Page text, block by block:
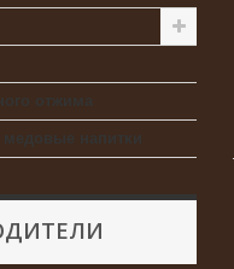
отжима
напитки